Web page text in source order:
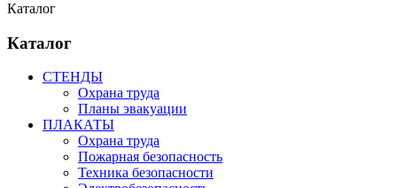
Каталог
Каталог
СТЕНДЫ
Охрана труда
Планы эвакуации
ПЛАКАТЫ
Охрана труда
Пожарная безопасность
Техника безопасности